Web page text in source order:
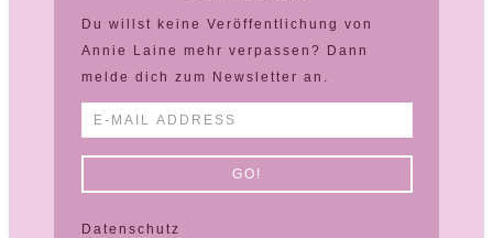
Du willst keine Veröffentlichung von
Annie Laine mehr verpassen? Dann
melde dich zum Newsletter an.
Datenschutz